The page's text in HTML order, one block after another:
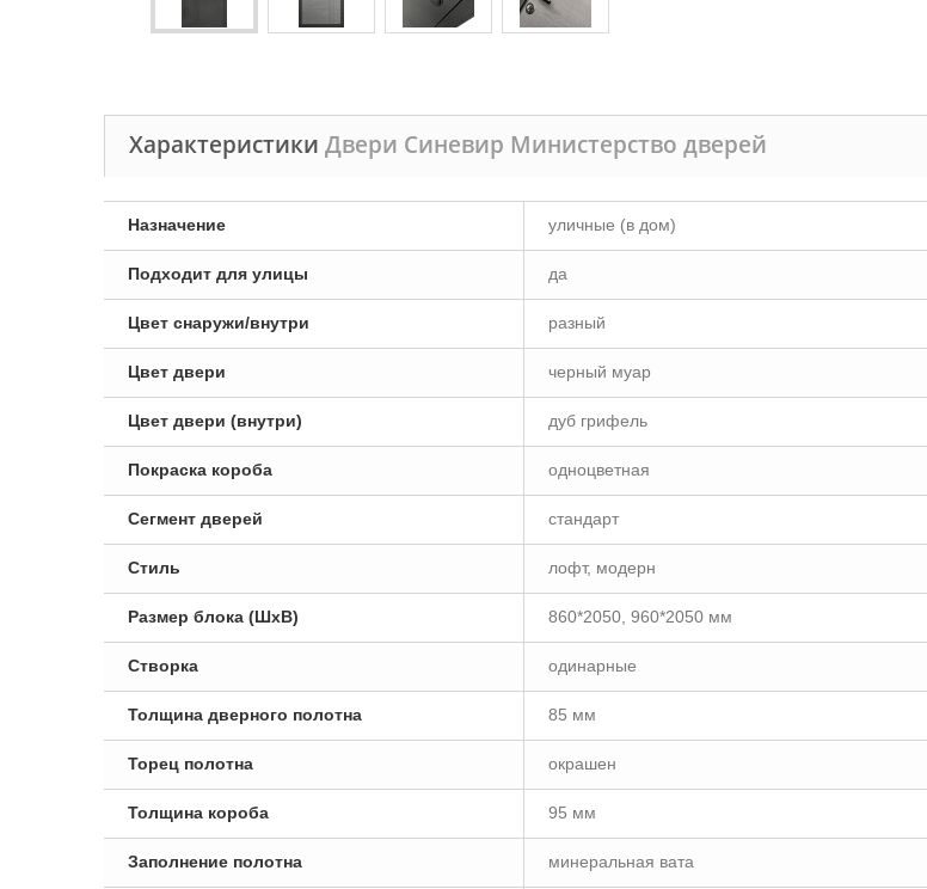
Характеристики Двери Синевир Министерство дверей
Назначение уличные (в дом)
Подходит для улицы да
Цвет снаружи/внутри разный
Цвет двери черный муар
Цвет двери (внутри) дуб грифель
Покраска короба одноцветная
Сегмент дверей стандарт
Стиль лофт, модерн
Размер блока (ШxВ) 860*2050, 960*2050 мм
Створка одинарные
Толщина дверного полотна 85 мм
Торец полотна окрашен
Толщина короба 95 мм
Заполнение полотна минеральная вата